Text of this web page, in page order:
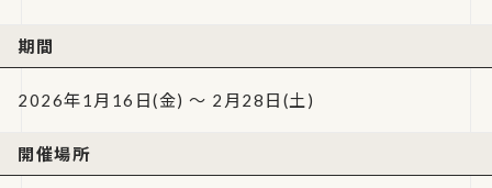
期間
2026年1月16日(金) ～ 2月28日(土)
開催場所